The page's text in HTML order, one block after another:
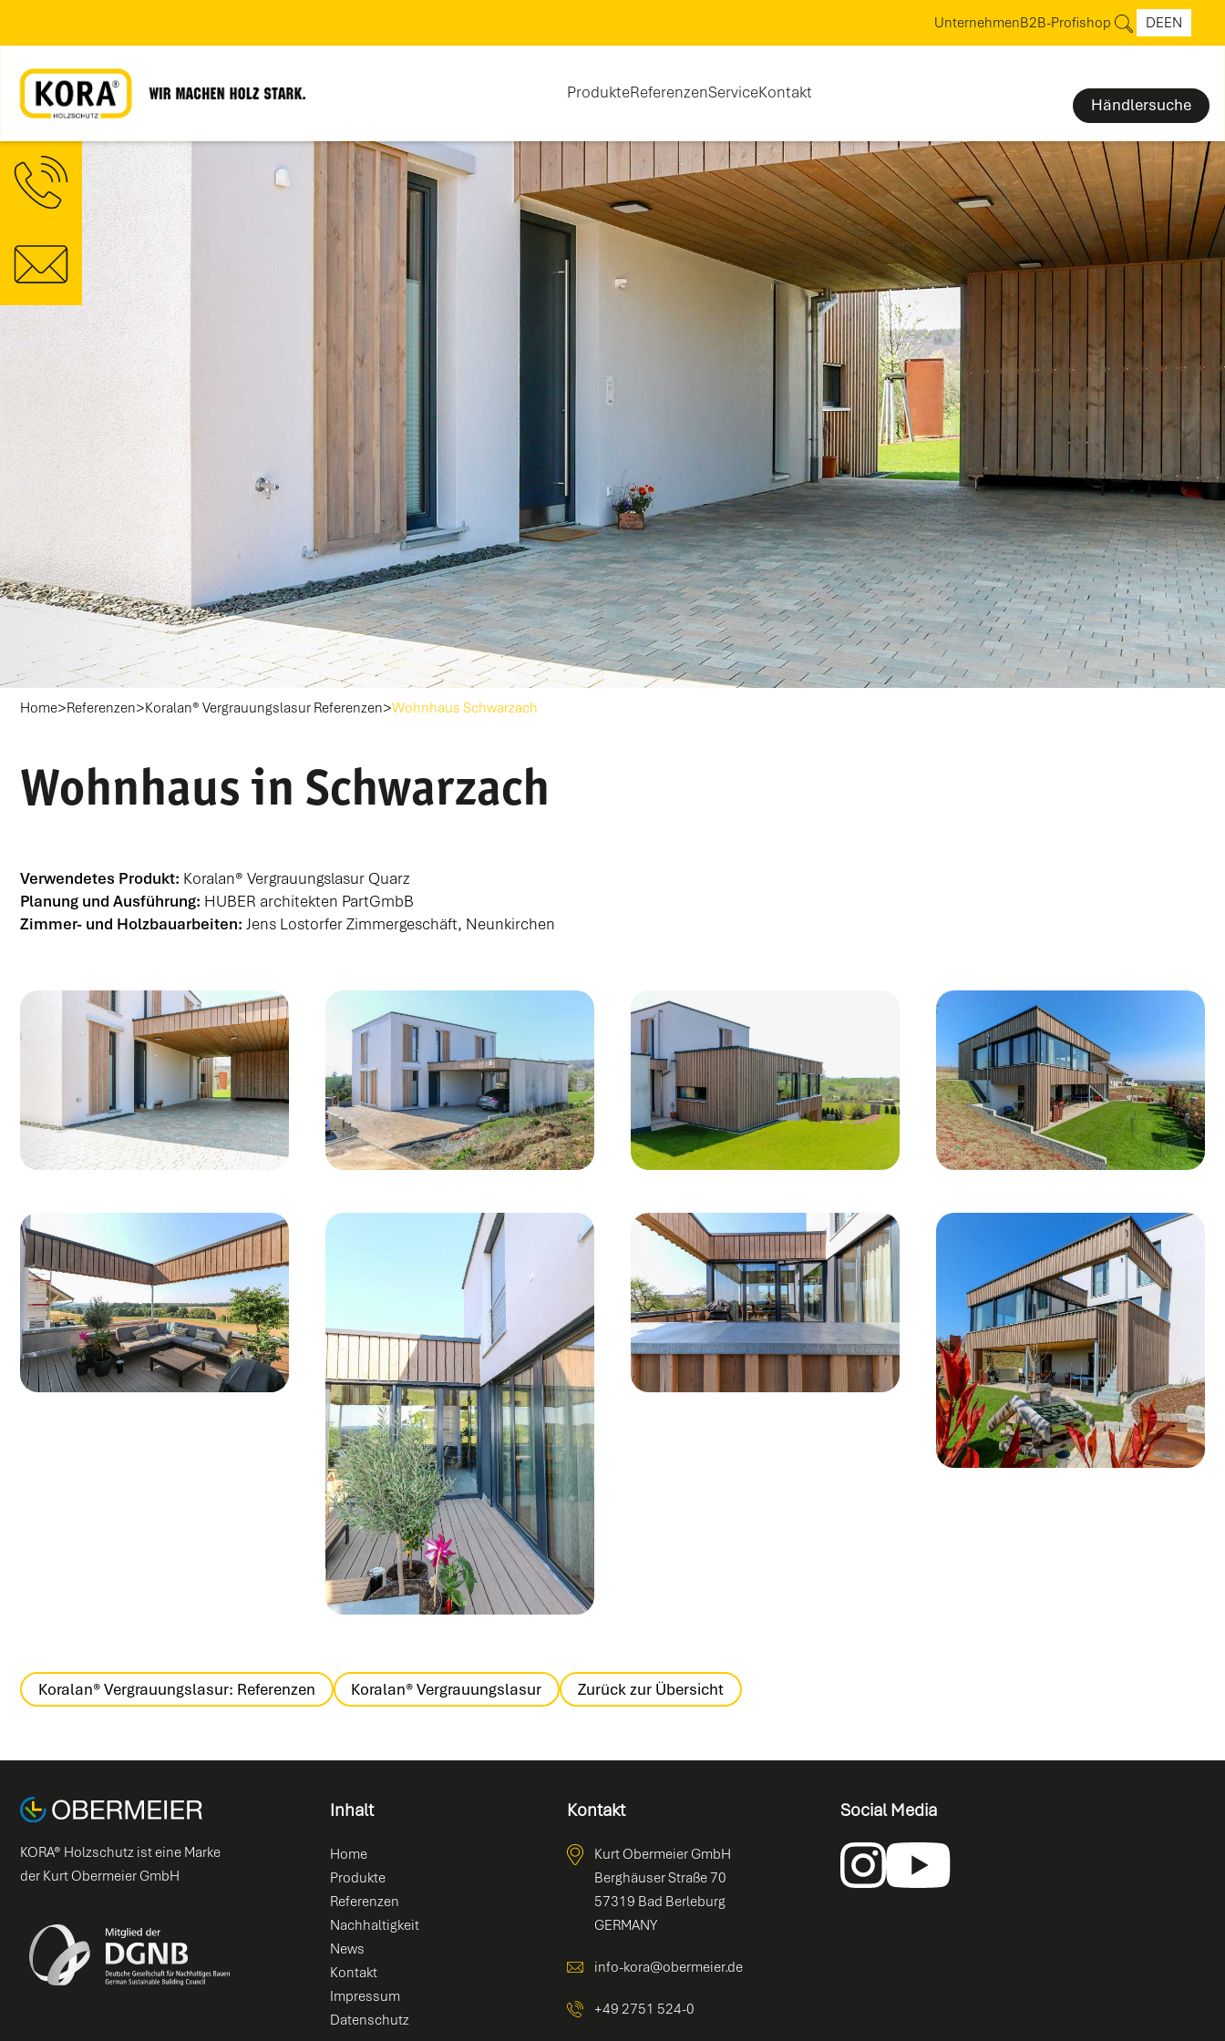
UnternehmenB2B-Profishop DEEN
ProdukteReferenzenServiceKontakt
Händlersuche
Home>Referenzen>Koralan® Vergrauungslasur Referenzen>Wohnhaus Schwarzach
Wohnhaus in Schwarzach
Verwendetes Produkt: Koralan® Vergrauungslasur Quarz
Planung und Ausführung: HUBER architekten PartGmbB
Zimmer- und Holzbauarbeiten: Jens Lostorfer Zimmergeschäft, Neunkirchen
Koralan® Vergrauungslasur: Referenzen Koralan® Vergrauungslasur Zurück zur Übersicht
KORA® Holzschutz ist eine Marke
der Kurt Obermeier GmbH
Inhalt
Home
Produkte
Referenzen
Nachhaltigkeit
News
Kontakt
Impressum
Datenschutz
Kontakt
Kurt Obermeier GmbH
Berghäuser Straße 70
57319 Bad Berleburg
GERMANY
info-kora@obermeier.de
+49 2751 524-0
Social Media